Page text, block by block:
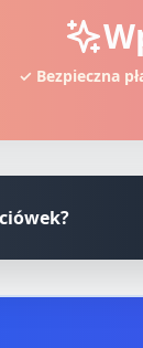
✓ Bezpieczna